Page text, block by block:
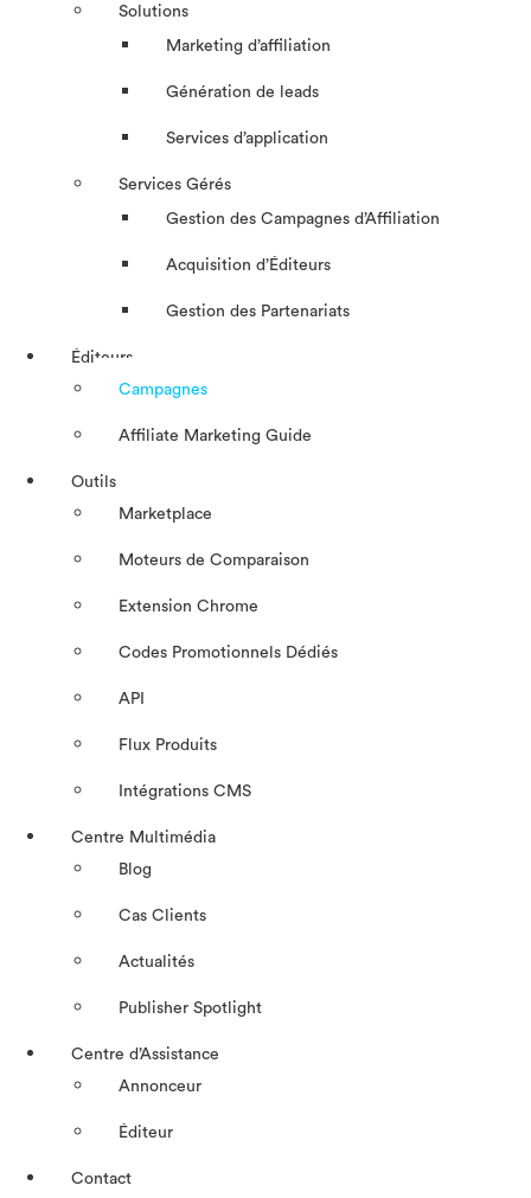
Solutions
Marketing d’affiliation
Génération de leads
Services d’application
Services Gérés
Gestion des Campagnes d’Affiliation​
Acquisition d’Éditeurs
Gestion des Partenariats
Éditeurs
Campagnes
Affiliate Marketing Guide
Outils
Marketplace
Moteurs de Comparaison
Extension Chrome
Codes Promotionnels Dédiés
API
Flux Produits
Intégrations CMS
Centre Multimédia
Blog
Cas Clients
Actualités
Publisher Spotlight
Centre d’Assistance
Annonceur
Éditeur
Contact